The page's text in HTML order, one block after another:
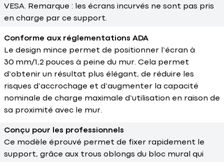
VESA. Remarque : les écrans incurvés ne sont pas pris
en charge par ce support.
Conforme aux réglementations ADA
Le design mince permet de positionner l’écran à
30 mm/1,2 pouces à peine du mur. Cela permet
d’obtenir un résultat plus élégant, de réduire les
risques d’accrochage et d’augmenter la capacité
nominale de charge maximale d’utilisation en raison de
sa proximité avec le mur.
Conçu pour les professionnels
Ce modèle éprouvé permet de fixer rapidement le
support, grâce aux trous oblongs du bloc mural qui